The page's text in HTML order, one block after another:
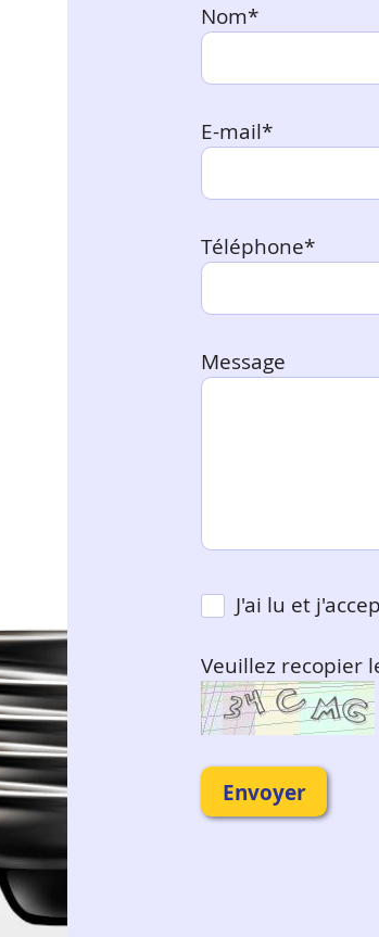
Nom*
E-mail*
Téléphone*
Message
J'ai lu et
Veuillez recopier
Envoyer